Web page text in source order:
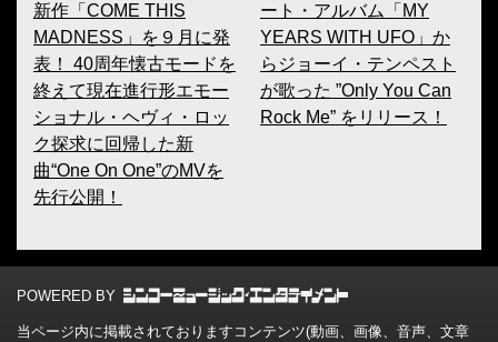
新作「COME THIS
MADNESS」を９月に発
表！ 40周年懐古モードを
終えて現在進行形エモー
ショナル・ヘヴィ・ロッ
ク探求に回帰した新
曲“One On One”のMVを
先行公開！
ート・アルバム「MY
YEARS WITH UFO」か
らジョーイ・テンペスト
が歌った ”Only You Can
Rock Me” をリリース！
POWERED BY
当ページ内に掲載されておりますコンテンツ(動画、画像、音声、文章